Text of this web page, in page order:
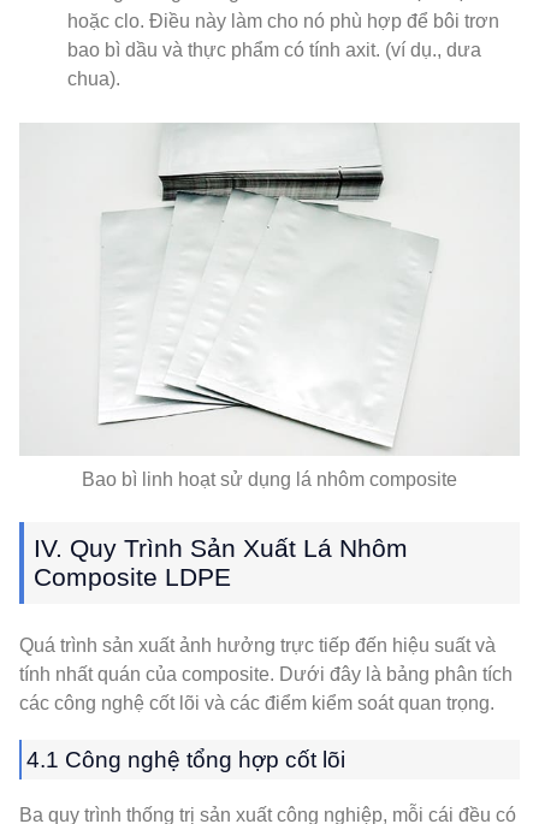
hoặc clo. Điều này làm cho nó phù hợp để bôi trơn
bao bì dầu và thực phẩm có tính axit. (ví dụ., dưa
chua).
Bao bì linh hoạt sử dụng lá nhôm composite
IV. Quy Trình Sản Xuất Lá Nhôm
Composite LDPE
Quá trình sản xuất ảnh hưởng trực tiếp đến hiệu suất và
tính nhất quán của composite. Dưới đây là bảng phân tích
các công nghệ cốt lõi và các điểm kiểm soát quan trọng.
4.1 Công nghệ tổng hợp cốt lõi
Ba quy trình thống trị sản xuất công nghiệp, mỗi cái đều có